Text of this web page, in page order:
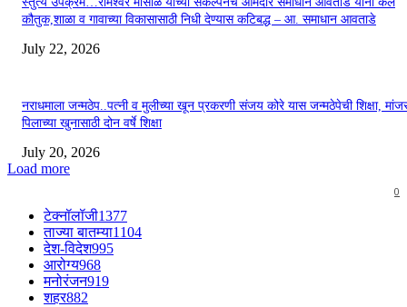
कौतुक,शाळा व गावाच्या विकासासाठी निधी देण्यास कटिबद्ध – आ. समाधान आवताडे
July 22, 2026
नराधमाला जन्मठेप..पत्नी व मुलीच्या खून प्रकरणी संजय कोरे यास जन्मठेपेची शिक्षा,
पिलाच्या खुनासाठी दोन वर्षे शिक्षा
July 20, 2026
Load more
0
टेक्नॉलॉजी1377
ताज्या बातम्या1104
देश-विदेश995
आरोग्य968
मनोरंजन919
शहर882